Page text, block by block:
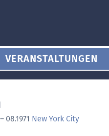
VERANSTALTUNGEN
– 08.1971 New York City